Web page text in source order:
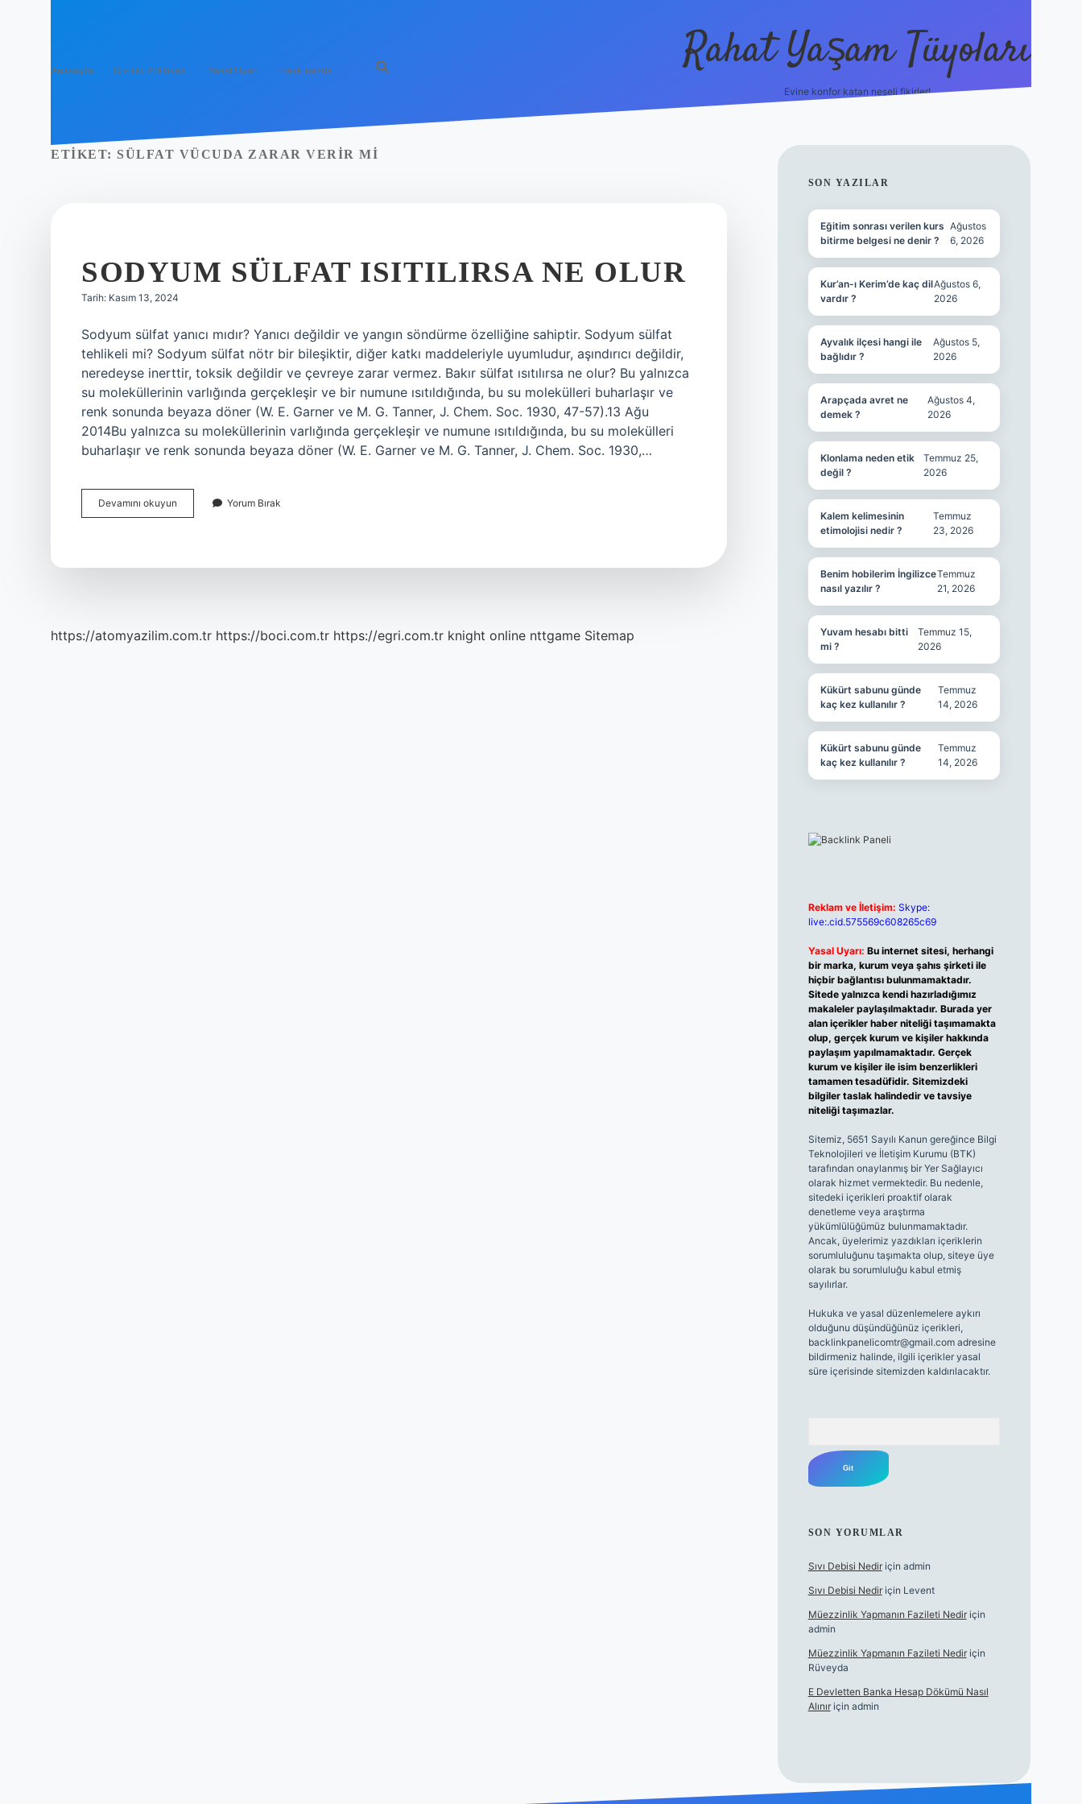
Anasayfa Gizlilik Politikası Yasal Uyarı Hakkımızda Rahat Yaşam Tüyoları
Evine konfor katan neşeli fikirler!
ETIKET: SÜLFAT VÜCUDA ZARAR VERIR MI
SODYUM SÜLFAT ISITILIRSA NE OLUR
Tarih: Kasım 13, 2024
Sodyum sülfat yanıcı mıdır? Yanıcı değildir ve yangın söndürme özelliğine sahiptir. Sodyum sülfat
tehlikeli mi? Sodyum sülfat nötr bir bileşiktir, diğer katkı maddeleriyle uyumludur, aşındırıcı değildir,
neredeyse inerttir, toksik değildir ve çevreye zarar vermez. Bakır sülfat ısıtılırsa ne olur? Bu yalnızca
su moleküllerinin varlığında gerçekleşir ve bir numune ısıtıldığında, bu su molekülleri buharlaşır ve
renk sonunda beyaza döner (W. E. Garner ve M. G. Tanner, J. Chem. Soc. 1930, 47-57).13 Ağu
2014Bu yalnızca su moleküllerinin varlığında gerçekleşir ve numune ısıtıldığında, bu su molekülleri
buharlaşır ve renk sonunda beyaza döner (W. E. Garner ve M. G. Tanner, J. Chem. Soc. 1930,…
Devamını okuyun Sodyum
Sülfat
Yorum Bırak
https://atomyazilim.com.tr https://boci.com.tr https://egri.com.tr knight online nttgame Sitemap
SIDEBAR
SON YAZILAR
Eğitim sonrası verilen kurs
bitirme belgesi ne denir ?
Ağustos
6, 2026
Kur’an-ı Kerim’de kaç dil
vardır ?
Ağustos 6,
2026
Ayvalık ilçesi hangi ile
bağlıdır ?
Ağustos 5,
2026
Arapçada avret ne
demek ?
Ağustos 4,
2026
Klonlama neden etik
değil ?
Temmuz 25,
2026
Kalem kelimesinin
etimolojisi nedir ?
Temmuz
23, 2026
Benim hobilerim İngilizce
nasıl yazılır ?
Temmuz
21, 2026
Yuvam hesabı bitti
mi ?
Temmuz 15,
2026
Kükürt sabunu günde
kaç kez kullanılır ?
Temmuz
14, 2026
Kükürt sabunu günde
kaç kez kullanılır ?
Temmuz
14, 2026
Reklam ve İletişim: Skype:
live:.cid.575569c608265c69
Yasal Uyarı: Bu internet sitesi, herhangi
bir marka, kurum veya şahıs şirketi ile
hiçbir bağlantısı bulunmamaktadır.
Sitede yalnızca kendi hazırladığımız
makaleler paylaşılmaktadır. Burada yer
alan içerikler haber niteliği taşımamakta
olup, gerçek kurum ve kişiler hakkında
paylaşım yapılmamaktadır. Gerçek
kurum ve kişiler ile isim benzerlikleri
tamamen tesadüfidir. Sitemizdeki
bilgiler taslak halindedir ve tavsiye
niteliği taşımazlar.
Sitemiz, 5651 Sayılı Kanun gereğince Bilgi
Teknolojileri ve İletişim Kurumu (BTK)
tarafından onaylanmış bir Yer Sağlayıcı
olarak hizmet vermektedir. Bu nedenle,
sitedeki içerikleri proaktif olarak
denetleme veya araştırma
yükümlülüğümüz bulunmamaktadır.
Ancak, üyelerimiz yazdıkları içeriklerin
sorumluluğunu taşımakta olup, siteye üye
olarak bu sorumluluğu kabul etmiş
sayılırlar.
Hukuka ve yasal düzenlemelere aykırı
olduğunu düşündüğünüz içerikleri,
backlinkpanelicomtr@gmail.comadresine
bildirmeniz halinde, ilgili içerikler yasal
süre içerisinde sitemizden kaldırılacaktır.
SON YORUMLAR
Sıvı Debisi Nediriçin admin
Sıvı Debisi Nediriçin Levent
Müezzinlik Yapmanın Fazileti Nediriçin
admin
Müezzinlik Yapmanın Fazileti Nediriçin
Rüveyda
E Devletten Banka Hesap Dökümü Nasıl
Alınıriçin admin
ilbet canlı maç